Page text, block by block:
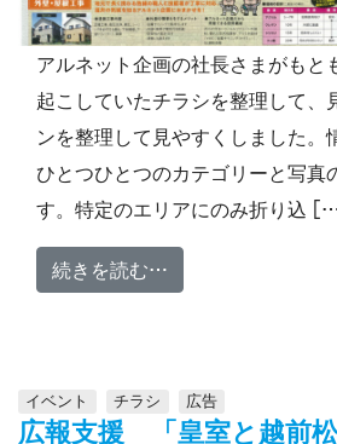
アルネット企画の社長さまがもと
起こしていたチラシを整理して、
ンを整理して見やすくしました。
ひとつひとつのカテゴリーと写真
す。特定のエリアにのみ折り込
続きを読む…
イベント チラシ 広告
広報支援 「皇室と越前